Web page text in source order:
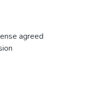
agreed